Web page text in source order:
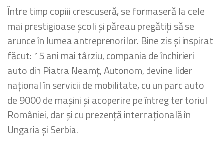
Între timp copiii crescuseră, se formaseră la cele
mai prestigioase școli și păreau pregătiți să se
arunce în lumea antreprenorilor. Bine zis și inspirat
făcut: 15 ani mai târziu, compania de închirieri
auto din Piatra Neamț, Autonom, devine lider
național în servicii de mobilitate, cu un parc auto
de 9000 de mașini și acoperire pe întreg teritoriul
României, dar și cu prezență internațională în
Ungaria și Serbia.